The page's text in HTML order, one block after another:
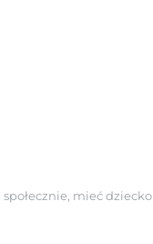
mieć dziecko